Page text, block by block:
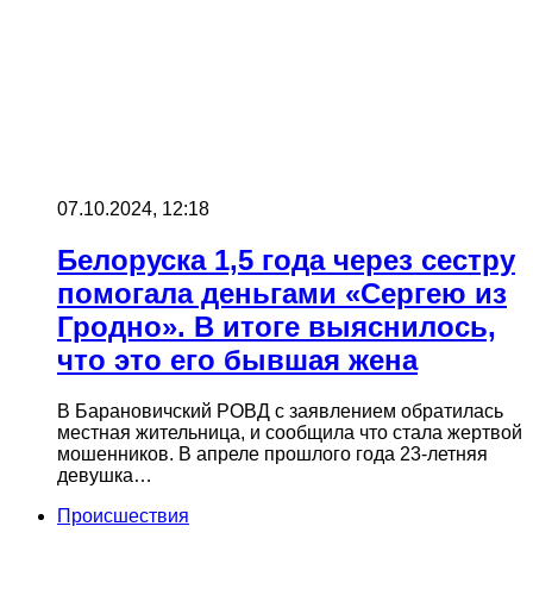
07.10.2024, 12:18
Белоруска 1,5 года через сестру
помогала деньгами «Сергею из
Гродно». В итоге выяснилось,
что это его бывшая жена
В Барановичский РОВД с заявлением обратилась
местная жительница, и сообщила что стала жертвой
мошенников. В апреле прошлого года 23-летняя
девушка…
Происшествия